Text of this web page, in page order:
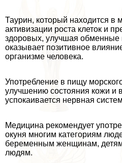
Таурин, который находится в
активизации роста клеток и
здоровых, улучшая
оказывает позитивное
организме человека.
Употрeбление в пищу
улучшению состояния кожи и
успокаивается нервная
Медицина рекомендует
окуня многим категориям
беременным женщинам,
людям.